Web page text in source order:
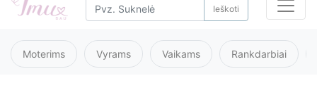
Ieškoti
Moterims Vyrams Vaikams Rankdarbiai